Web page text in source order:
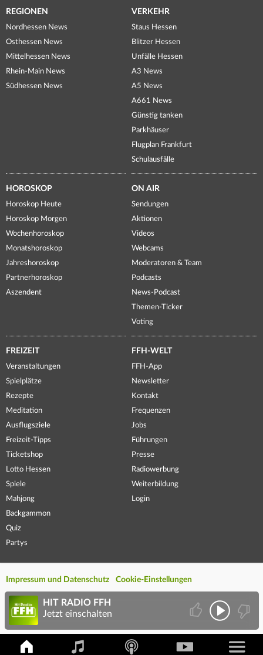
REGIONEN
Nordhessen News
Osthessen News
Mittelhessen News
Rhein-Main News
Südhessen News
VERKEHR
Staus Hessen
Blitzer Hessen
Unfälle Hessen
A3 News
A5 News
A661 News
Günstig tanken
Parkhäuser
Flugplan Frankfurt
Schulausfälle
HOROSKOP
Horoskop Heute
Horoskop Morgen
Wochenhoroskop
Monatshoroskop
Jahreshoroskop
Partnerhoroskop
Aszendent
ON AIR
Sendungen
Aktionen
Videos
Webcams
Moderatoren & Team
Podcasts
News-Podcast
Themen-Ticker
Voting
FREIZEIT
Veranstaltungen
Spielplätze
Rezepte
Meditation
Ausflugsziele
Freizeit-Tipps
Ticketshop
Lotto Hessen
Spiele
Mahjong
Backgammon
Quiz
Partys
FFH-WELT
FFH-App
Newsletter
Kontakt
Frequenzen
Jobs
Führungen
Presse
Radiowerbung
Weiterbildung
Login
Impressum und Datenschutz Cookie-Einstellungen
HIT RADIO FFH
Jetzt einschalten